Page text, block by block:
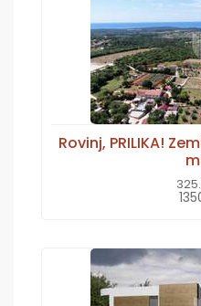
Rovinj, PRILIKA!